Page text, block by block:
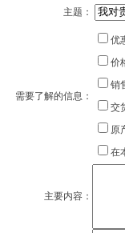
主题：
需要了解的信息：
优
价
销
交
原
在
主要内容：